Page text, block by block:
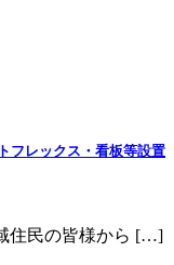
フレックス・看板等設置
住民の皆様から […]